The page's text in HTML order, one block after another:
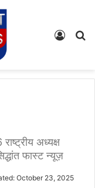
Log
अध्यक्ष
फास्ट न्यूज़
October 23, 2025